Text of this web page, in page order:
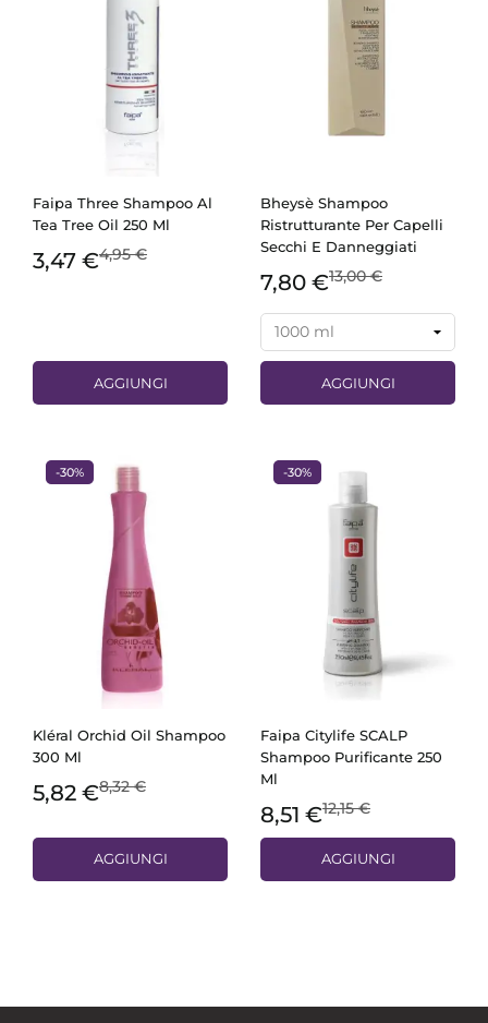
Faipa Three Shampoo Al
Tea Tree Oil 250 Ml
3,47 €4,95 €
AGGIUNGI
Bheysè Shampoo
Ristrutturante Per Capelli
Secchi E Danneggiati
7,80 €13,00 €
AGGIUNGI
Kléral Orchid Oil Shampoo
300 Ml
5,82 €8,32 €
AGGIUNGI
-30%
Faipa Citylife SCALP
Shampoo Purificante 250
Ml
8,51 €12,15 €
AGGIUNGI
-30%